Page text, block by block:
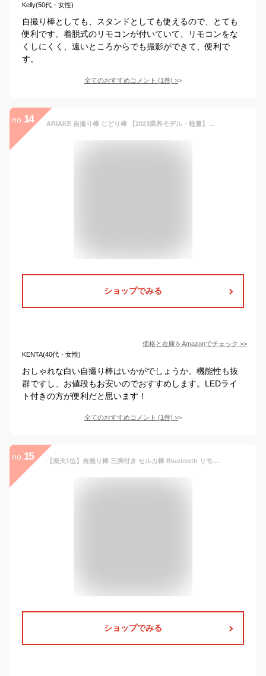
Kelly(50代・女性)
自撮り棒としても、スタンドとしても使えるので、とても
便利です。着脱式のリモコンが付いていて、リモコンをな
くしにくく、遠いところからでも撮影ができて、便利で
す。
全てのおすすめコメント (1件) >
no. 14 ARIAKE 自撮り棒 じどり棒 【2023業界モデル・軽量】三脚/一脚 兼用 ライト付き セルカ棒 卓上 軽量 360度回転 無線リモコン付き セルフィー/撮影録画/生放送/動画鑑賞に最適 iPhone/Android スマホ等多機種対応 (ホワイト（ライト付き）)
ショップでみる
価格と在庫をAmazonでチェック >>
KENTA(40代・女性)
おしゃれな白い自撮り棒はいかがでしょうか。機能性も抜
群ですし、お値段もお安いのでおすすめします。LEDライ
ト付きの方が便利だと思います！
全てのおすすめコメント (1件) >
no. 15 【楽天1位】自撮り棒 三脚付き セルカ棒 Bluetooth リモコン付き スマホ 自撮り 三脚スタンド 360度回転可能 iPhone Android対応 ワイヤレス
ショップでみる